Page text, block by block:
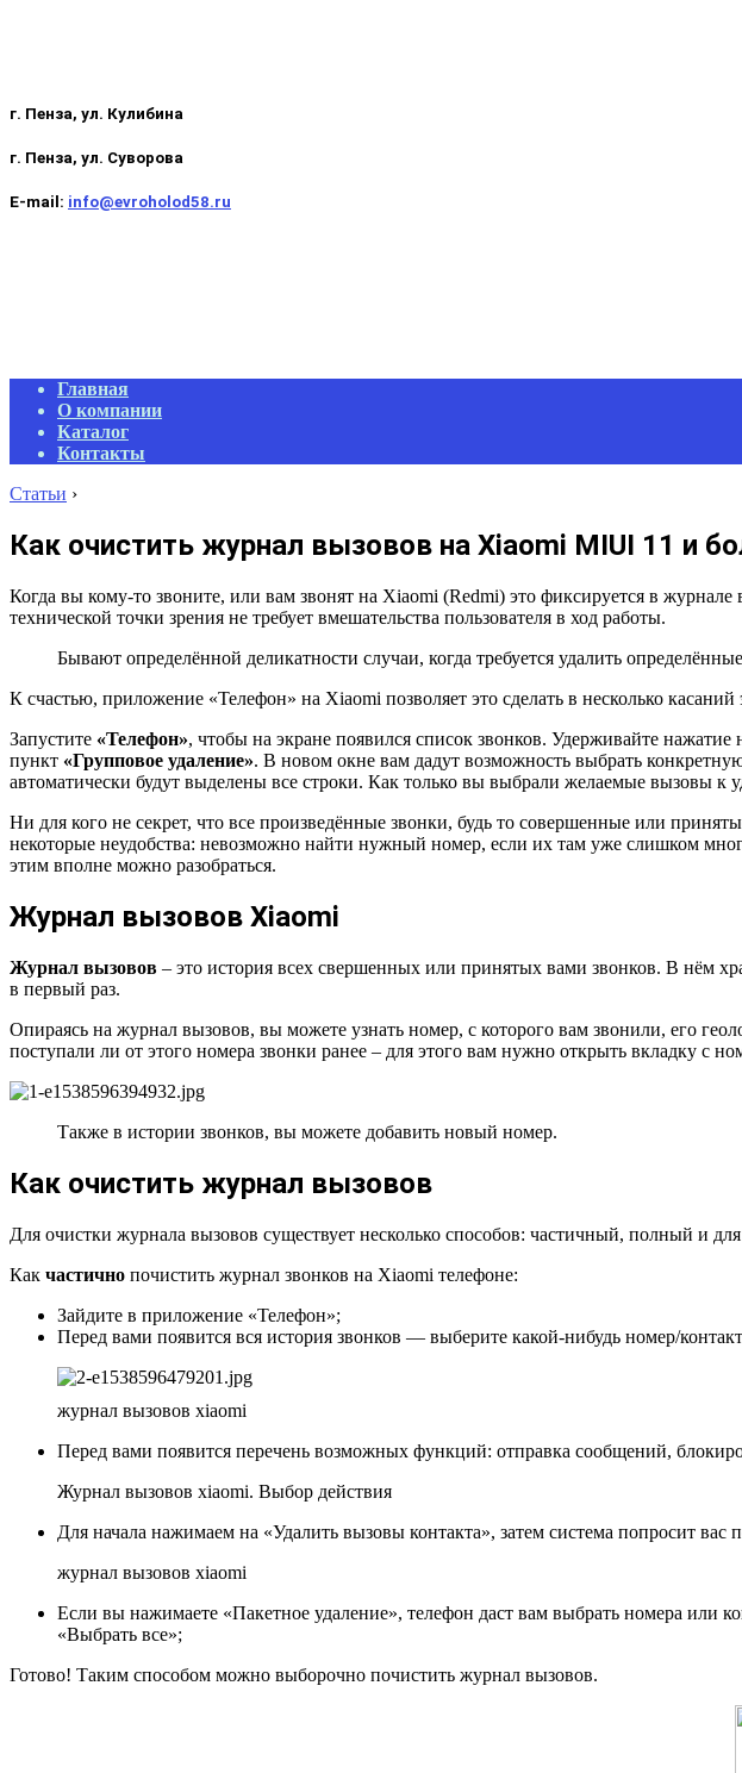
г. Пенза, ул. Кулибина
г. Пенза, ул. Суворова
E-mail: info@evroholod58.ru
Primary
Navigation
Menu
Главная
О компании
Каталог
Контакты
Статьи ›
Как очистить журнал вызовов на Xiaomi MIUI 11 и
Когда вы кому-то звоните, или вам звонят на Xiaomi (Redmi) это фиксируется в
технической точки зрения не требует вмешательства пользователя в ход работы.
Бывают определённой деликатности случаи, когда требуется удалить
К счастью, приложение «Телефон» на Xiaomi позволяет это сделать в несколько касаний
Запустите «Телефон», чтобы на экране появился список звонков. Удерживайте
пункт «Групповое удаление». В новом окне вам дадут возможность выбрать
автоматически будут выделены все строки. Как только вы выбрали желаемые вызовы к
Ни для кого не секрет, что все произведённые звонки, будь то совершенные или
некоторые неудобства: невозможно найти нужный номер, если их там уже слишком
этим вполне можно разобраться.
Журнал вызовов Xiaomi
Журнал вызовов – это история всех свершенных или принятых вами звонков. В нём
в первый раз.
Опираясь на журнал вызовов, вы можете узнать номер, с которого вам звонили, его
поступали ли от этого номера звонки ранее – для этого вам нужно открыть вкладку с
Также в истории звонков, вы можете добавить новый номер.
Как очистить журнал вызовов
Для очистки журнала вызовов существует несколько способов: частичный, полный и
Как частично почистить журнал звонков на Xiaomi телефоне:
Зайдите в приложение «Телефон»;
Перед вами появится вся история звонков — выберите какой-нибудь номер/
журнал вызовов xiaomi
Перед вами появится перечень возможных функций: отправка сообщений,
Журнал вызовов xiaomi. Выбор действия
Для начала нажимаем на «Удалить вызовы контакта», затем система попросит
журнал вызовов xiaomi
Если вы нажимаете «Пакетное удаление», телефон даст вам выбрать номера или
«Выбрать все»;
Готово! Таким способом можно выборочно почистить журнал вызовов.